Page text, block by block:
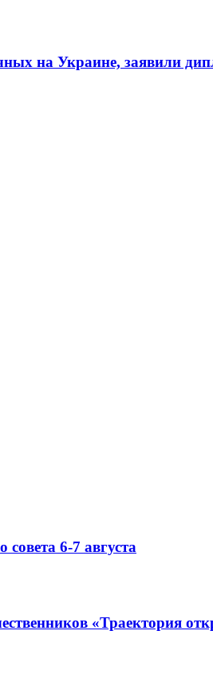
на Украине, заявили
6-7 августа
«Траектория